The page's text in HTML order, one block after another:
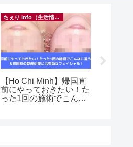
ちぇり info（生活情報）
【Ho Chi Minh】帰国直
前にやっておきたい！た
った1回の施術でこんな